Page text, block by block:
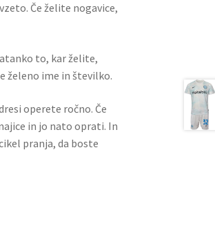
Če želite nogavice,
to, kar želite,
želeno ime in številko.
operete ročno. Če
in jo nato oprati. In
pranja, da boste